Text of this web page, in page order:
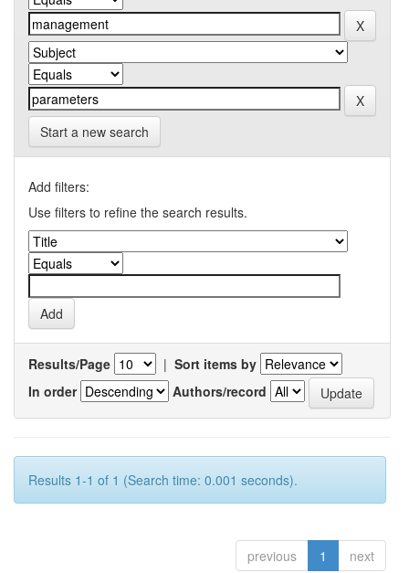
Start a new search
Add filters:
Use filters to refine the search results.
Results/Page | Sort items by
In order
Authors/record
Results 1-1 of 1 (Search time: 0.001 seconds).
previous 1 next